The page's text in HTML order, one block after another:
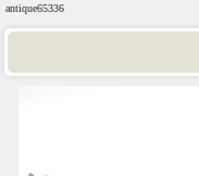
antique65336